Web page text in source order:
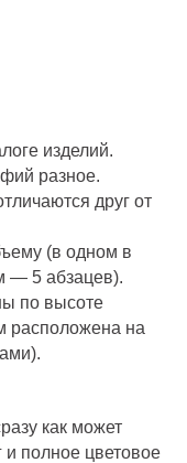
изделий.
разное.
друг от
(в одном в
— 5 абзацев).
по высоте
расположена на
как может
и полное цветовое